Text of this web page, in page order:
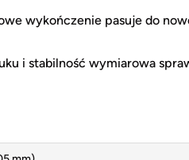
wykończenie pasuje do
i stabilność wymiarowa